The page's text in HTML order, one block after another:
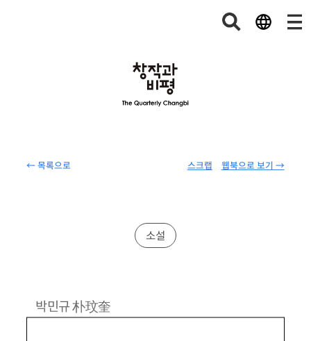
← 목록으로 웹북으로 보기 →
스크랩
소설
박민규朴玟奎